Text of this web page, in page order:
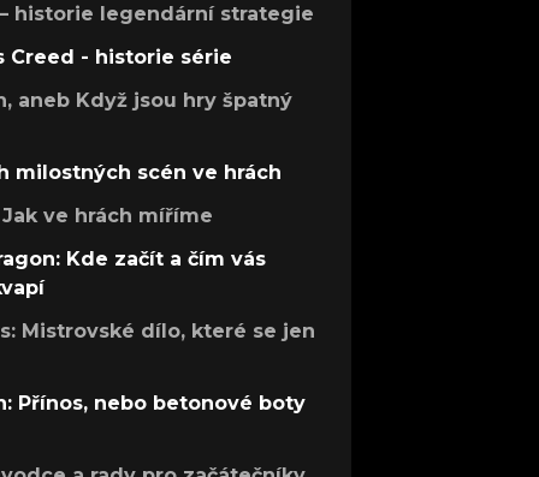
historie legendární strategie
Creed - historie série
aneb Když jsou hry špatný
milostných scén ve hrách
ve hrách míříme
Kde začít a čím vás
Mistrovské dílo, které se jen
Přínos, nebo betonové boty